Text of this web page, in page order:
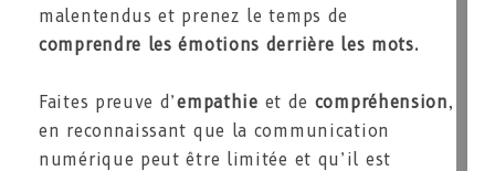
malentendus et prenez le temps de
comprendre les émotions derrière les mots.
Faites preuve d’empathie et de compréhension,
en reconnaissant que la communication
numérique peut être limitée et qu’il est